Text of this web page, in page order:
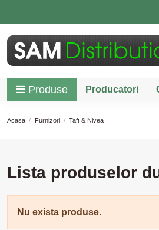
Produse Producatori
Acasa Furnizori Taft & Nivea
Lista produselor
Nu exista produse.